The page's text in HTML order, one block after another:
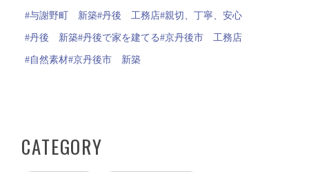
#与謝野町 新築#丹後 工務店#親切、丁寧、安心
#丹後 新築#丹後で家を建てる#京丹後市 工務店
#自然素材#京丹後市 新築
CATEGORY